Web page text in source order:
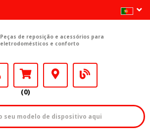
Peças de reposição e acessórios para
eletrodomésticos e conforto
(0)